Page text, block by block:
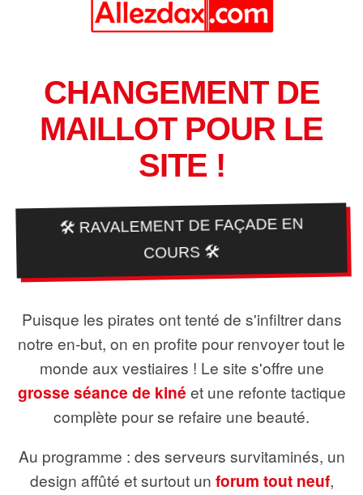
CHANGEMENT DE
MAILLOT POUR LE
SITE !
🛠️ RAVALEMENT DE FAÇADE EN
COURS 🛠️
Puisque les pirates ont tenté de s'infiltrer dans
notre en-but, on en profite pour renvoyer tout le
monde aux vestiaires ! Le site s'offre une
grosse séance de kiné et une refonte tactique
complète pour se refaire une beauté.
Au programme : des serveurs survitaminés, un
design affûté et surtout un forum tout neuf,